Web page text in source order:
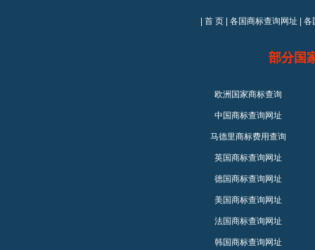
首 页| 各国商标查询网址 各
部分国
欧洲国家商标查询
中国商标查询网址
马德里商标费用查询
英国商标查询网址
德国商标查询网址
美国商标查询网址
法国商标查询网址
韩国商标查询网址